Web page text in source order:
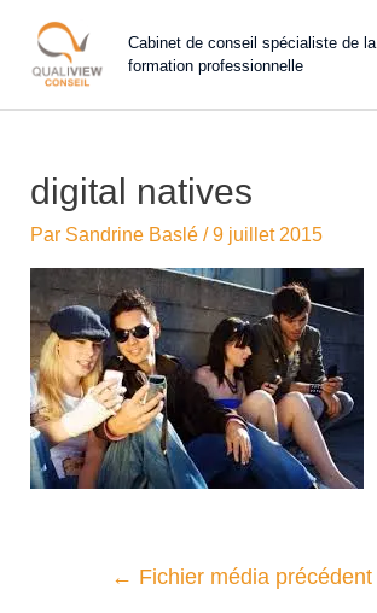
Cabinet de conseil spécialiste de la
formation professionnelle
digital natives
Par Sandrine Baslé /9 juillet 2015
← Fichier média précédent